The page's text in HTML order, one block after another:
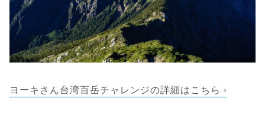
ヨーキさん台湾百岳チャレンジの詳細はこちら ›